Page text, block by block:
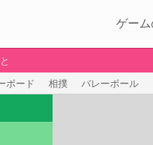
ゲーム
ボード 相撲 バレーボール